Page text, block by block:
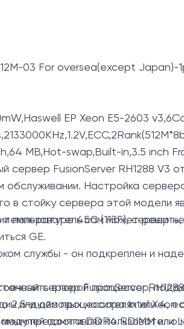
03 For oversea(except Japan)-
EP Xeon E5-2603
MB,Hot-swap,Built-in,3.5 inch
FusionServer RH1288 V3
Настройка
стойку сервера этой модели
пользователь сам может
GE.
службы - он подкреплен и
второй процессор,
2,5-дюймовых носителях или 4,
предоставляя
45C (113F), сервер
сервер FusionServer
или два процессора Intel Xeon
модулей памяти DDR4 RDIMM или